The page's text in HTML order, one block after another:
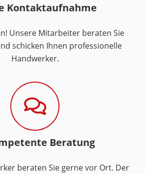
Kontaktaufnahme
Unsere Mitarbeiter beraten Sie
schicken Ihnen professionelle
Handwerker.
Beratung
beraten Sie gerne vor Ort. Der